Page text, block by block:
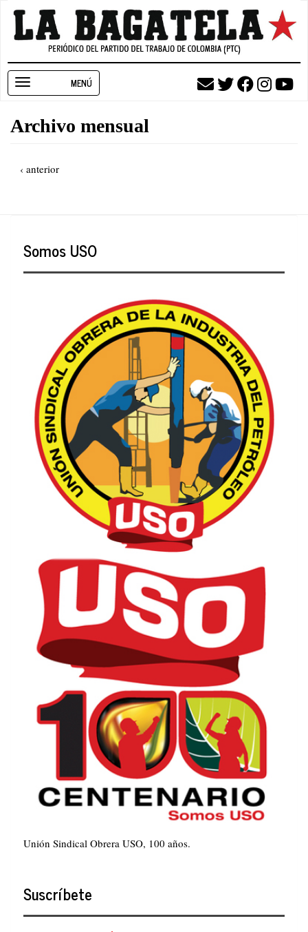
Pasar
contenido
navigation
Archivo mensual
Paginación
Página
‹ anterior
Somos USO
Unión Sindical Obrera USO, 100 años.
Suscríbete